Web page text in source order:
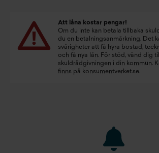
Att låna kostar pengar!
Om du inte kan betala tillbaka
du en betalningsanmärkning. Det
svårigheter att få hyra bostad,
och få nya lån. För stöd, vänd dig
skuldrådgivningen i din kommun.
finns på konsumentverket.se.